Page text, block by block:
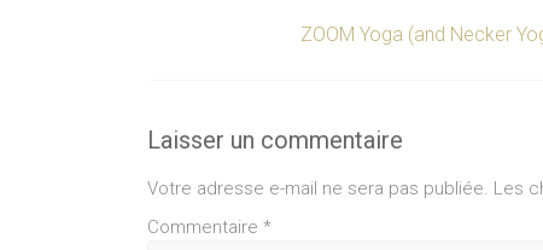
ZOOM Yoga (and Necker
Laisser un commentaire
Votre adresse e-mail ne sera pas publiée. Les
Commentaire *